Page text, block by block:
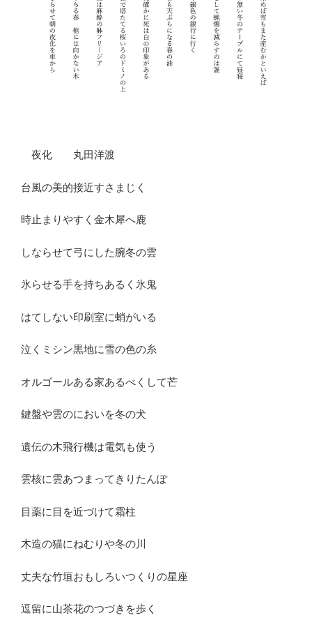
夜化 丸田洋渡
台風の美的接近すさまじく
時止まりやすく金木犀へ鹿
しならせて弓にした腕冬の雲
氷らせる手を持ちあるく氷鬼
はてしない印刷室に蛸がいる
泣くミシン黒地に雪の色の糸
オルゴールある家あるべくして芒
鍵盤や雲のにおいを冬の犬
遺伝の木飛行機は電気も使う
雲核に雲あつまってきりたんぽ
目薬に目を近づけて霜柱
木造の猫にねむりや冬の川
丈夫な竹垣おもしろいつくりの星座
逗留に山茶花のつづきを歩く